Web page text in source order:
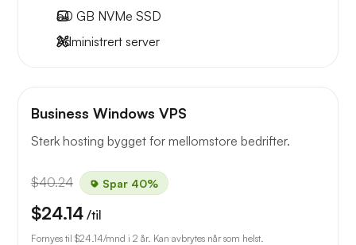
50 GB NVMe SSD
Administrert server
Business Windows VPS
Sterk hosting bygget for mellomstore bedrifter.
$40.24 Spar 40%
$24.14 /til
Fornyes til $24.14/mnd i 2 år. Kan avbrytes når som helst.